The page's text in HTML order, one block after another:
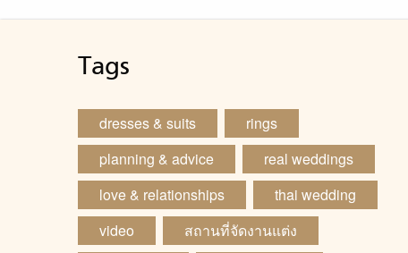
Tags
dresses & suits
rings
planning & advice
real weddings
love & relationships
thai wedding
video
สถานที่จัดงานแต่ง